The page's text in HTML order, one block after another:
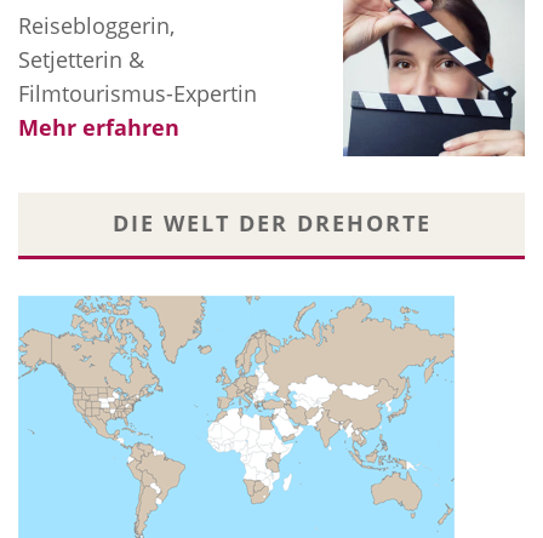
Reisebloggerin,
Setjetterin &
Filmtourismus-Expertin
Mehr erfahren
DIE WELT DER DREHORTE